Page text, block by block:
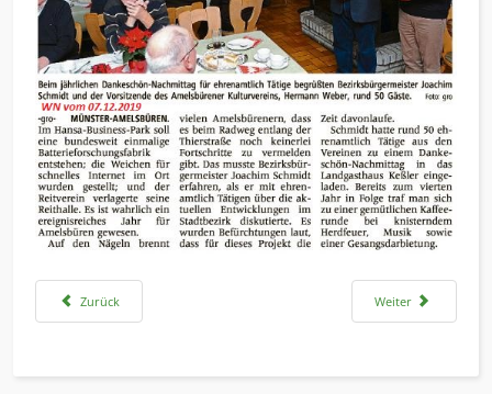
Vorheriger Beitrag: 26. Januar: Kindertheater mit Figuren
Zurück Nächster Beitrag:
Weiter